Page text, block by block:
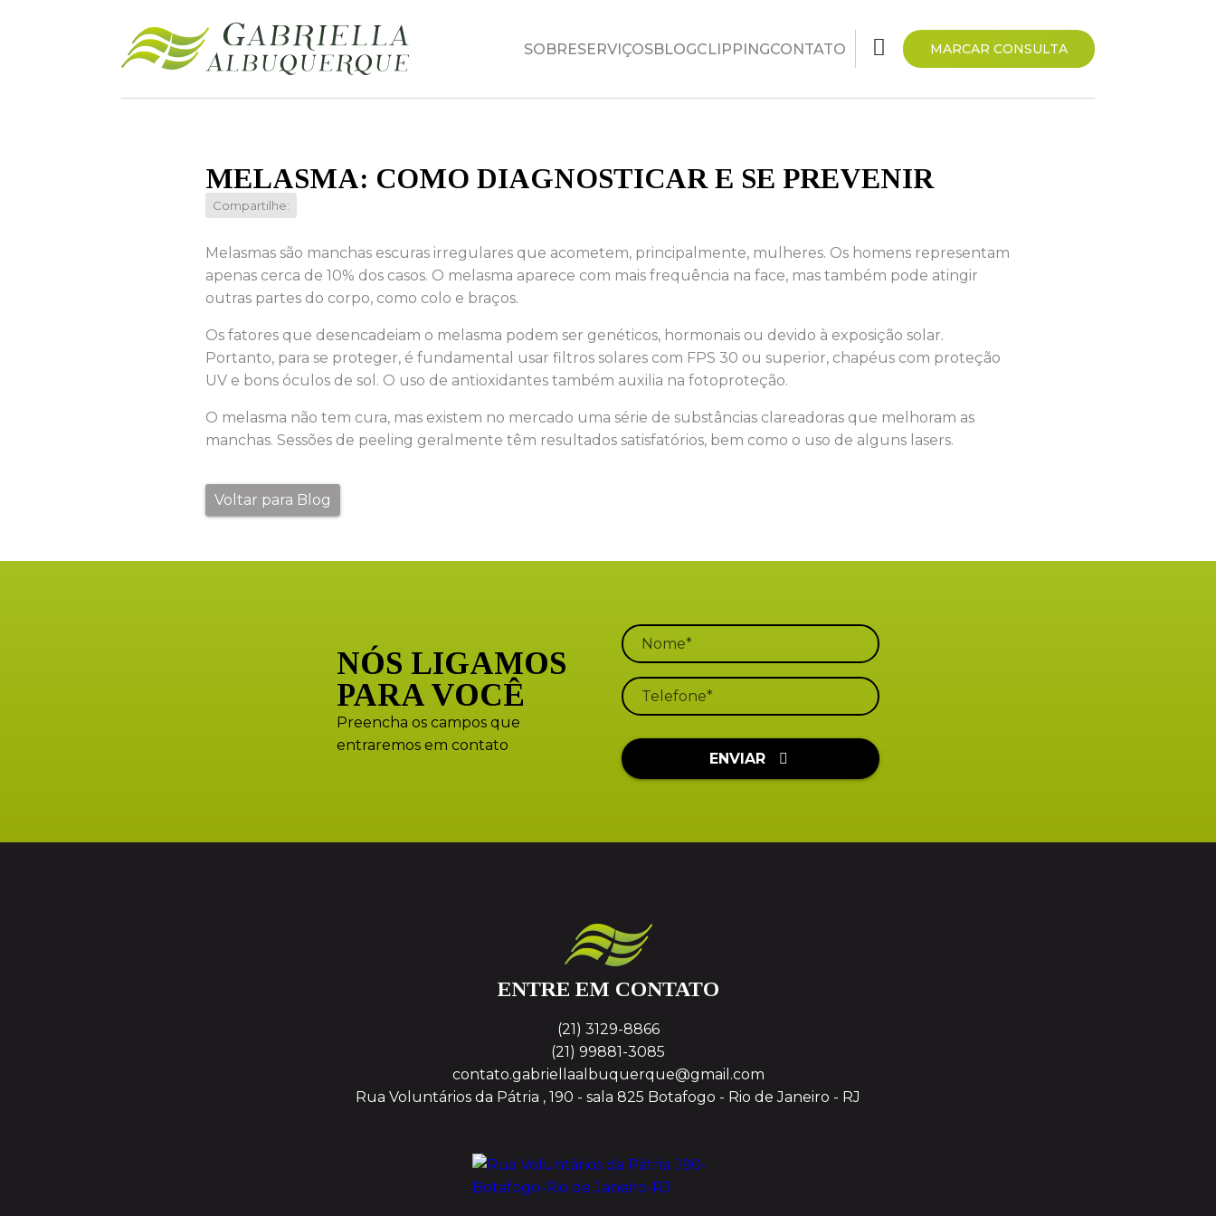
SOBRESERVIÇOSBLOGCLIPPINGCONTATO MARCAR CONSULTA
MELASMA: COMO DIAGNOSTICAR E SE PREVENIR
Compartilhe:
Melasmas são manchas escuras irregulares que acometem, principalmente, mulheres. Os homens representam
apenas cerca de 10% dos casos. O melasma aparece com mais frequência na face, mas também pode atingir
outras partes do corpo, como colo e braços.
Os fatores que desencadeiam o melasma podem ser genéticos, hormonais ou devido à exposição solar.
Portanto, para se proteger, é fundamental usar filtros solares com FPS 30 ou superior, chapéus com proteção
UV e bons óculos de sol. O uso de antioxidantes também auxilia na fotoproteção.
O melasma não tem cura, mas existem no mercado uma série de substâncias clareadoras que melhoram as
manchas. Sessões de peeling geralmente têm resultados satisfatórios, bem como o uso de alguns lasers.
Voltar para Blog
NÓS LIGAMOS
PARA VOCÊ
Preencha os campos que
entraremos em contato
ENVIAR
ENTRE EM CONTATO
(21) 3129-8866
(21) 99881-3085
contato.gabriellaalbuquerque@gmail.com
Rua Voluntários da Pátria , 190 - sala 825 Botafogo - Rio de Janeiro - RJ